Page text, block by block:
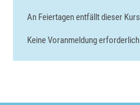
An Feiertagen entfällt dieser Kurs
Keine Voranmeldung erforderlich